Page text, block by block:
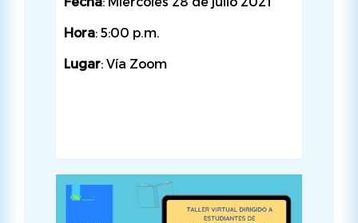
Hora: 5:00 p.m.
Lugar: Vía Zoom